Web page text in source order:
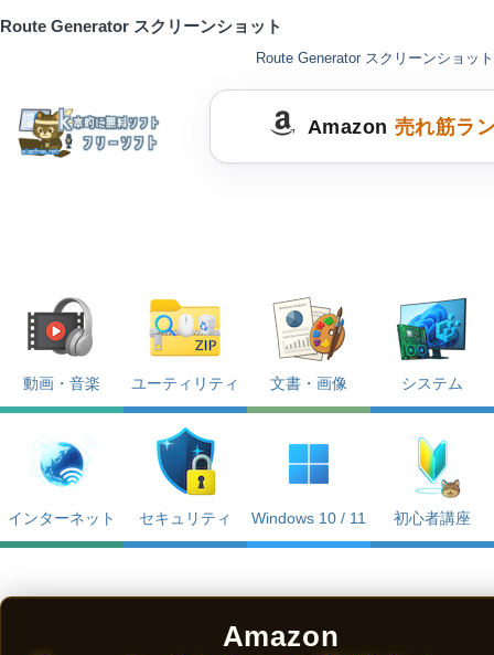
Route Generator スクリーンショット
Route Generator スクリーンショット
Amazon 売れ筋ラ
動画・音楽 ユーティリティ 文書・画像 システム
インターネット セキュリティ Windows 10 / 11 初心者講座
Amazon